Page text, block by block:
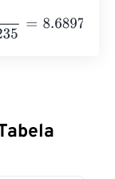
8.6897624